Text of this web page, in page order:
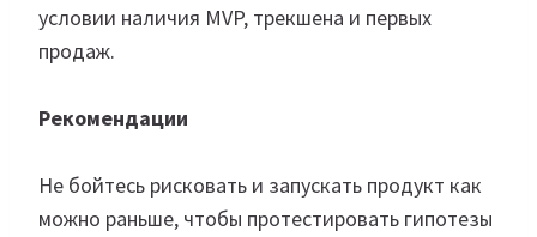
условии наличия MVP, трекшена и первых
продаж.
Рекомендации
Не бойтесь рисковать и запускать продукт как
можно раньше, чтобы протестировать гипотезы